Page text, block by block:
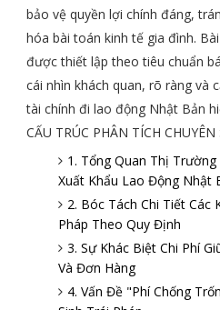
bảo vệ quyền lợi chính đáng,
hóa bài toán kinh tế gia đình.
được thiết lập theo tiêu chuẩn
cái nhìn khách quan, rõ ràng và
tài chính đi lao động Nhật Bản
CẤU TRÚC PHÂN TÍCH CHUYÊN
1. Tổng Quan Thị
Xuất Khẩu Lao Động Nhật
2. Bóc Tách Chi Tiết Các
Pháp Theo Quy Định
3. Sự Khác Biệt Chi Phí
Và Đơn Hàng
4. Vấn Đề "Phí Chống